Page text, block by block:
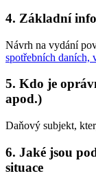
4. Základní
Návrh na vydání
spotřebních daních,
5. Kdo je
apod.)
Daňový subjekt,
6. Jaké jsou
situace